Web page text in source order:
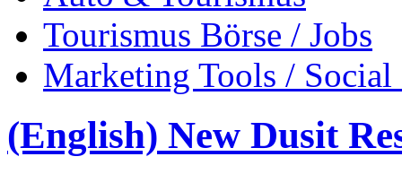
Tourismus Börse / Jobs
Marketing Tools /
(English) New Dusit